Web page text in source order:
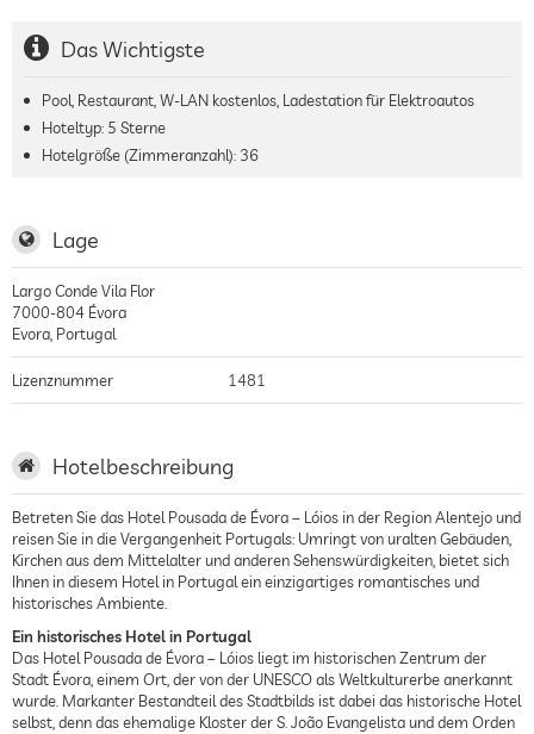
Das Wichtigste
Pool, Restaurant, W-LAN kostenlos, Ladestation für Elektroautos
Hoteltyp: 5 Sterne
Hotelgröße (Zimmeranzahl): 36
Lage
Largo Conde Vila Flor
7000-804 Évora
Evora Portugal
Lizenznummer 1481
Hotelbeschreibung
Betreten Sie das Hotel Pousada de Évora – Lóios in der Region Alentejo und
reisen Sie in die Vergangenheit Portugals: Umringt von uralten Gebäuden,
Kirchen aus dem Mittelalter und anderen Sehenswürdigkeiten, bietet sich
Ihnen in diesem Hotel in Portugal ein einzigartiges romantisches und
historisches Ambiente.
Ein historisches Hotel in Portugal
Das Hotel Pousada de Évora – Lóios liegt im historischen Zentrum der
Stadt Évora, einem Ort, der von der UNESCO als Weltkulturerbe anerkannt
wurde. Markanter Bestandteil des Stadtbilds ist dabei das historische Hotel
selbst, denn das ehemalige Kloster der S. João Evangelista und dem Orden